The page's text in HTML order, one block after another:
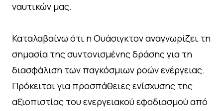
ναυτικών μας.
Καταλαβαίνω ότι η Ουάσιγκτον αναγνωρίζει τη
σημασία της συντονισμένης δράσης για τη
διασφάλιση των παγκόσμιων ροών ενέργειας.
Πρόκειται για προσπάθειες ενίσχυσης της
αξιοπιστίας του ενεργειακού εφοδιασμού από